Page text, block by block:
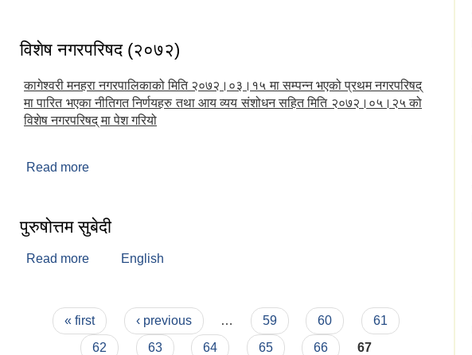
विशेष नगरपरिषद (२०७२)
कागेश्वरी मनहरा नगरपालिकाको मिति २०७२।०३।१५ मा सम्पन्न भएको प्रथम नगरपरिषद्
मा पारित भएका नीतिगत निर्णयहरु तथा आय व्यय संशोधन सहित मिति २०७२।०५।२५ को
विशेष नगरपरिषद् मा पेश गरियो
Read more
पुरुषोत्तम सुबेदी
Read more about पुरुषोत्तम सुबेदी
English
Pages
« first ‹ previous … 59 60
61
62
63 64 65 66 67